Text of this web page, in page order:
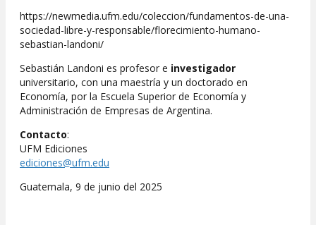
https://newmedia.ufm.edu/coleccion/fundamentos-de-una-
sociedad-libre-y-responsable/florecimiento-humano-
sebastian-landoni/
Sebastián Landoni es profesor e investigador
universitario, con una maestría y un doctorado en
Economía, por la Escuela Superior de Economía y
Administración de Empresas de Argentina.
Contacto:
UFM Ediciones
ediciones@ufm.edu
Guatemala, 9 de junio del 2025